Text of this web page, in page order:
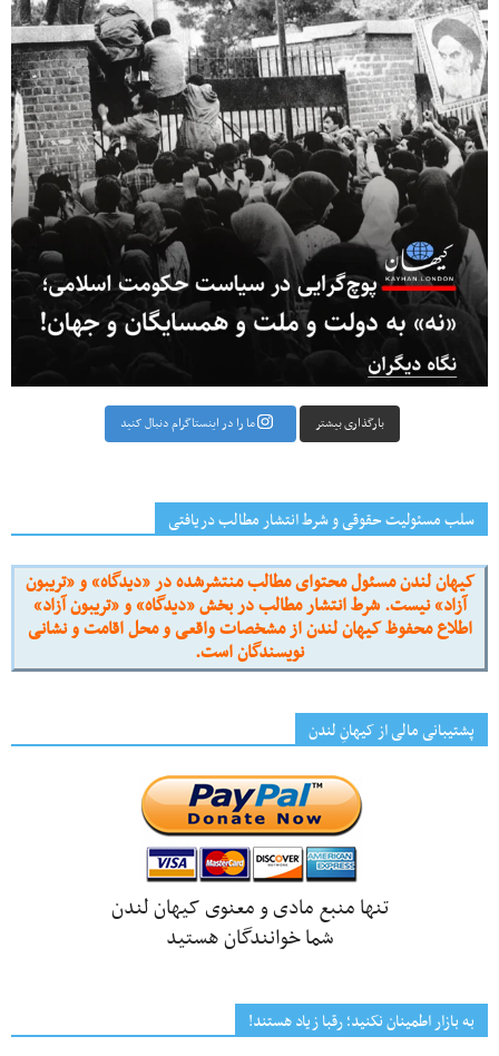
بارگذاری بیشتر ما را در اینستاگرام دنبال کنید
سلب مسئولیت حقوقی و شرط انتشار مطالب دریافتی
کیهان لندن مسئول محتوای مطالب منتشرشده در «دیدگاه» و «تریبون
آزاد» نیست. شرط انتشار مطالب در بخش «دیدگاه» و «تریبون آزاد»
اطلاع محفوظ کیهان لندن از مشخصات واقعی و محل اقامت و نشانی
نویسندگان است.
پشتیبانی مالی از کیهانِ لندن
تنها منبع مادی و معنوی کیهان لندن
شما خوانندگان هستید
به بازار اطمینان نکنید؛ رقبا زیاد هستند!